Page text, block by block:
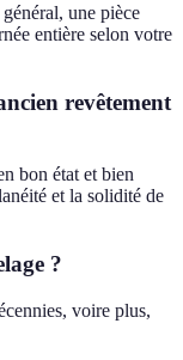
une pièce
entière selon votre
revêtement
bon état et bien
et la solidité de
?
voire plus,